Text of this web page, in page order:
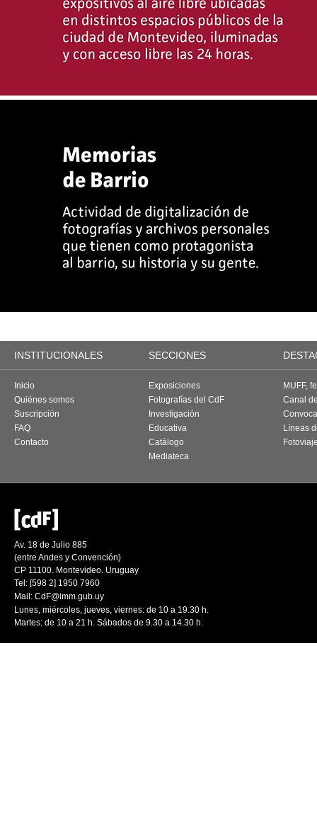
INSTITUCIONALES SECCIONES
Inicio
Quiénes somos
Suscripción
FAQ
Contacto
Exposiciones
Fotografías del CdF
Investigación
Educativa
Catálogo
Mediateca
MUFF,
Canal
Líneas
Av. 18 de Julio 885
(entre Andes y Convención)
CP 11100. Montevideo. Uruguay
Tel: [598 2] 1950 7960
Mail: CdF@imm.gub.uy
Lunes, miércoles, jueves, viernes: de 10 a 19.30 h.
Martes: de 10 a 21 h. Sábados de 9.30 a 14.30 h.